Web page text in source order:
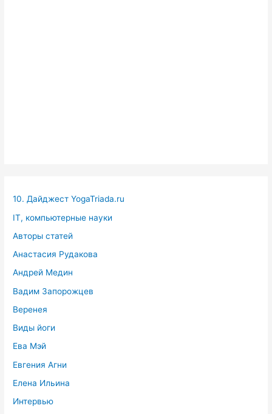
10. Дайджест YogaTriada.ru
IT, компьютерные науки
Авторы статей
Анастасия Рудакова
Андрей Медин
Вадим Запорожцев
Веренея
Виды йоги
Ева Мэй
Евгения Агни
Елена Ильина
Интервью